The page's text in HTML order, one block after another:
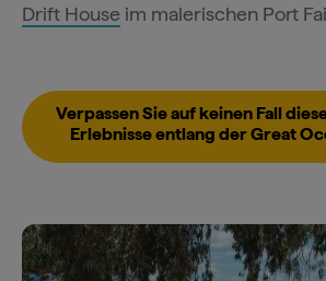
Drift House im malerischen Port
Verpassen Sie auf keinen Fall
Erlebnisse entlang der Great